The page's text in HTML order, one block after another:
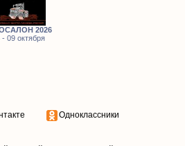
2026
- 09 октября
Одноклассники